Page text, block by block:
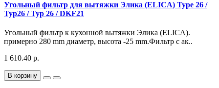
Угольный фильтр для вытяжки Элика (ELICA) Type 26 /
Typ26 / Typ 26 / DKF21
Угольный фильтр к кухонной вытяжки Элика (ELICA).
примерно 280 mm диаметр, высота -25 mm.Фильтр с ак..
1 610.40 р.
В корзину